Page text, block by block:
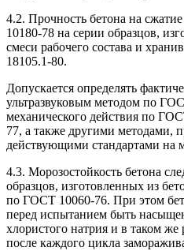
4.2. Прочность бетона на
10180-78 на серии образцов,
смеси рабочего состава и
18105.1-80.
Допускается определять
ультразвуковым методом по
механического действия по
77, а также другими методами,
действующими стандартами на
4.3. Морозостойкость бетона
образцов, изготовленных из
по ГОСТ 10060-76. При этом
перед испытанием быть
хлористого натрия и в таком же
после каждого цикла